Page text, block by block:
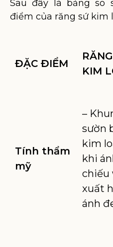
Sau đây là bảng so
điểm của răng sứ kim
ĐẶC ĐIỂM
KIM
Tính thẩm
mỹ
–
sườn
kim
khi
chiếu
xuất
ánh